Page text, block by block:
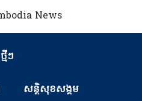
ថ្មីៗ
សន្តិសុខសង្គម